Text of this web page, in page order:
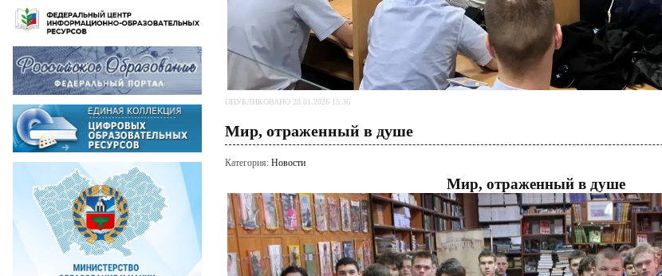
ОПУБЛИКОВАНО 28.01.2026 15:36
Мир, отраженный в душе
Категория: Новости
Мир, отраженный в душе